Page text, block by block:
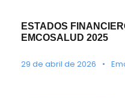
ESTADOS
EMCOSALUD 2025
29 de abril de 2026 •